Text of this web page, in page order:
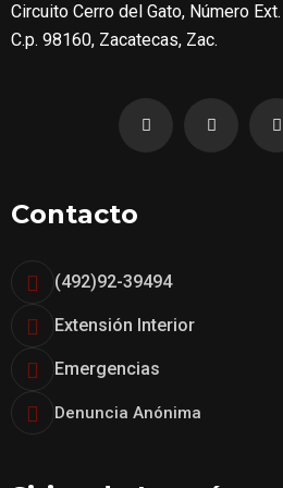
Circuito Cerro del Gato, Número
C.p. 98160, Zacatecas, Zac.
FacebookInstagram
Contacto
(492)92-39494
Extensión Interior
Emergencias
Denuncia Anónima